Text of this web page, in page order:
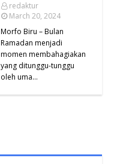
redaktur
March 20, 2024
Morfo Biru – Bulan
Ramadan menjadi
momen membahagiakan
yang ditunggu-tunggu
oleh uma…